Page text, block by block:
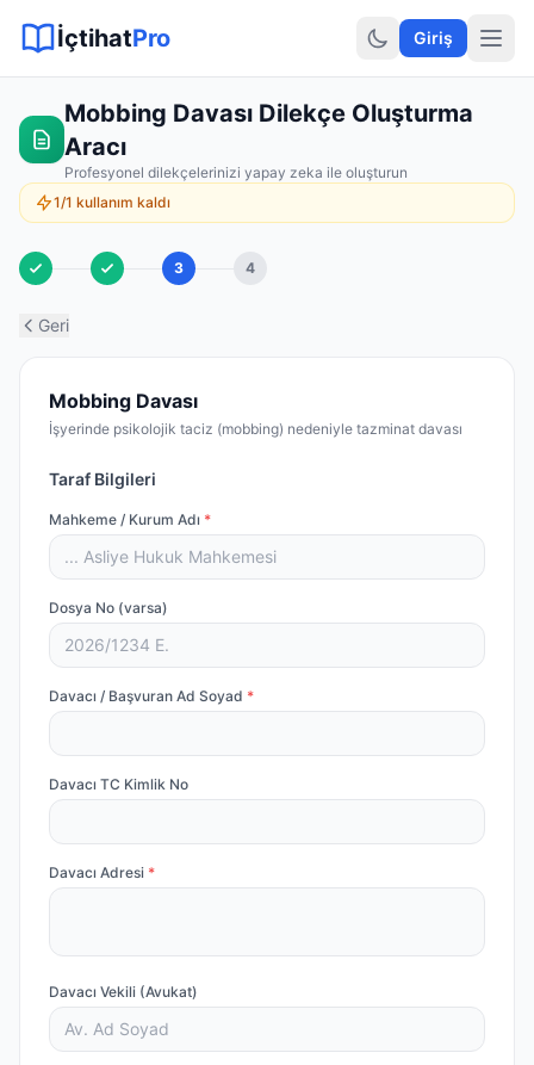
Hukuki Araçlar
İçtihatPro Giriş
Mobbing Davası Dilekçe Oluşturma
Aracı
Profesyonel dilekçelerinizi yapay zeka ile oluşturun
1/1 kullanım kaldı
3 4
Geri
Mobbing Davası
İşyerinde psikolojik taciz (mobbing) nedeniyle tazminat davası
Taraf Bilgileri
Mahkeme / Kurum Adı *
Dosya No (varsa)
Davacı / Başvuran Ad Soyad *
Davacı TC Kimlik No
Davacı Adresi *
Davacı Vekili (Avukat)